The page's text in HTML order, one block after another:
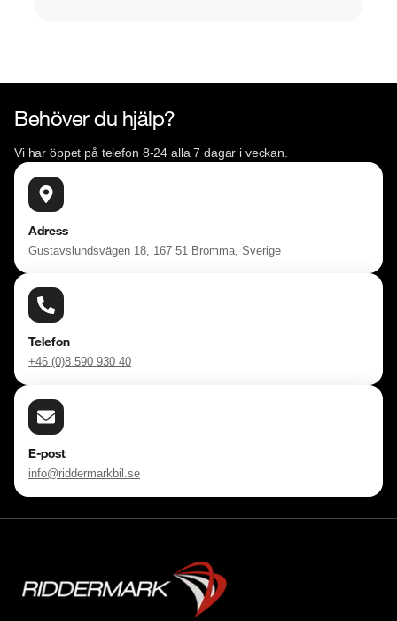
Behöver du hjälp?
Vi har öppet på telefon 8-24 alla 7 dagar i veckan.
Adress
Gustavslundsvägen 18, 167 51 Bromma, Sverige
Telefon
+46 (0)8 590 930 40
E-post
info@riddermarkbil.se